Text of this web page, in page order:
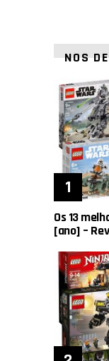
NOS
Os 13
[ano] –